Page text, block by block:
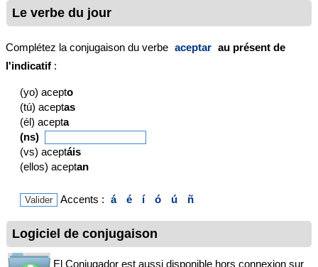
Le verbe du jour
Complétez la conjugaison du verbe aceptar au présent de
l'indicatif :
(yo) acepto
(tú) aceptas
(él) acepta
(ns)
(vs) aceptáis
(ellos) aceptan
Accents : á é í ó ú ñ
Logiciel de conjugaison
El Conjugador est aussi disponible hors connexion sur